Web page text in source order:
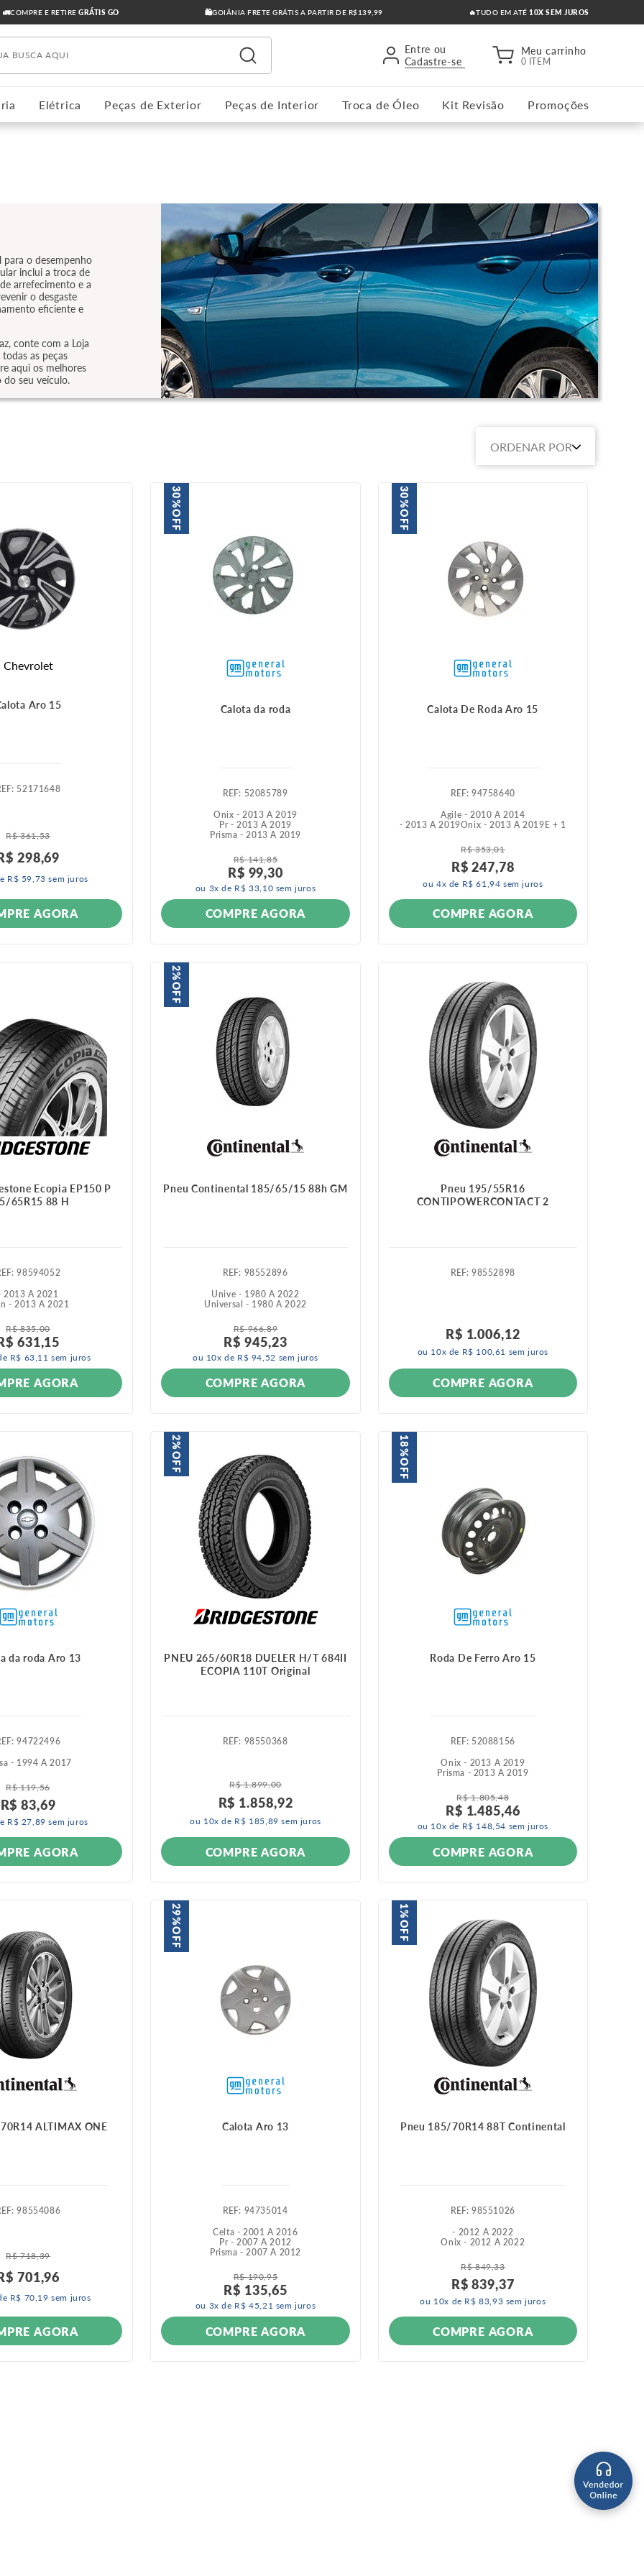
🚛COMPRE E RETIREGRÁTIS GO 🛍️GOIÂNIA FRETE GRÁTIS A PARTIR DE R$139,99 🔥TUDO EM ATÉ10X SEM JUROS
busca aqui
Entre ou
Cadastre-se
Meu carrinho
0 ITEM
Elétrica Peças de Exterior Peças de Interior Troca de Óleo Kit Revisão Promoções
para o desempenho
inclui a troca de
arrefecimento e a
o desgaste
eficiente e
conte com a Loja
as peças
aqui os melhores
seu veículo.
ORDENAR POR
Chevrolet
Aro 15
: 52171648
R$ 361,53
298,69
R$ 59,73 sem juros
AGORA
30%
OFF
Calota da roda
: 52085789
Onix - 2013 A 2019
Pr - 2013 A 2019
Prisma - 2013 A 2019
R$ 141,85
R$ 99,30
ou 3x de R$ 33 10 sem juros
COMPRE AGORA
30%
OFF
Calota De Roda Aro 15
:94758640
Agile - 2010 A 2014
- 2013 A 2019Onix - 2013 A 2019 E + 1
R$ 353,01
R$ 247,78
ou 4x de R$ 61 ,94 sem juros
COMPRE AGORA
Ecopia EP150 P
65R15 88 H
:98594052
2013 A 2021
- 2013 A 2021
R$ 835,00
631,15
R$ 63 11 sem juros
AGORA
2%
OFF
Pneu Continental 185/65/15 88h GM
: 98552896
Unive - 1980 A 2022
Universal - 1980 A 2022
R$ 966,89
R$ 945,23
ou 10x de R$ 94 52 sem juros
COMPRE AGORA
Pneu 195/55R16
CONTIPOWERCONTACT 2
:98552898
R$ 1.006,12
ou 10x de R$ 100,61 sem juros
COMPRE AGORA
da roda Aro 13
:94722496
- 1994 A 2017
R$ 119,56
R$ 83,69
R$ 27,89 sem juros
AGORA
2%
OFF
PNEU 265/60R18 DUELER H/T 684II
ECOPIA 110T Original
: 98550368
R$ 1.899,00
R$ 1.858,92
ou 10x de R$ 185 89 sem juros
COMPRE AGORA
18%
OFF
Roda De Ferro Aro 15
: 52088156
Onix - 2013 A 2019
Prisma - 2013 A 2019
R$ 1.805,48
R$ 1.485,46
ou 10x de R$ 148, 54 sem juros
COMPRE AGORA
ALTIMAX ONE
:98554086
R$ 718,39
701,96
R$ 70,19 sem juros
AGORA
29%
OFF
Calota Aro 13
: 94735014
Celta - 2001 A 2016
Pr - 2007 A 2012
Prisma - 2007 A 2012
R$ 190,95
R$ 135,65
ou 3x de R$ 45,21 sem juros
COMPRE AGORA
1%
OFF
Pneu 185/70R14 88T Continental
:98551026
- 2012 A 2022
Onix - 2012 A 2022
R$ 849,33
R$ 839,37
ou 10x de R$ 83,93 sem juros
COMPRE AGORA